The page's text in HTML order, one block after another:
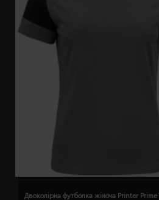
Двоколірна футболка жіноча Printer